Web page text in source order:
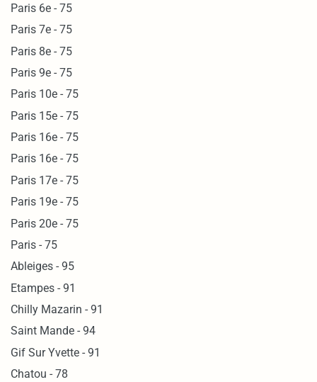
Paris 6e - 75
Paris 7e - 75
Paris 8e - 75
Paris 9e - 75
Paris 10e - 75
Paris 15e - 75
Paris 16e - 75
Paris 16e - 75
Paris 17e - 75
Paris 19e - 75
Paris 20e - 75
Paris - 75
Ableiges - 95
Etampes - 91
Chilly Mazarin - 91
Saint Mande - 94
Gif Sur Yvette - 91
Chatou - 78